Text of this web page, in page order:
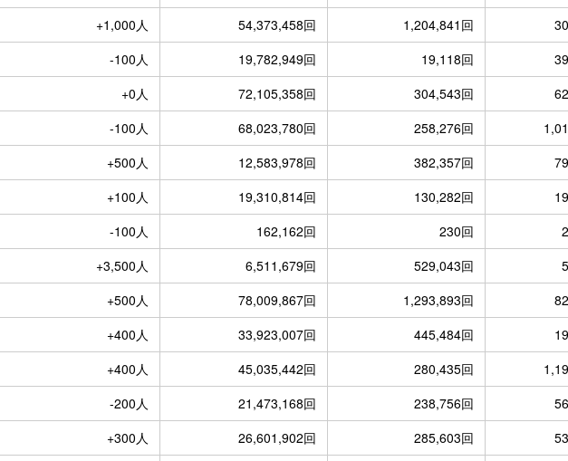
+1,000人 54,373,458回 1,204,841回
-100人 19,782,949回 19,118回
+0人 72,105,358回 304,543回
-100人 68,023,780回 258,276回
+500人 12,583,978回 382,357回
+100人 19,310,814回 130,282回
-100人 162,162回 230回
+3,500人 6,511,679回 529,043回
+500人 78,009,867回 1,293,893回
+400人 33,923,007回 445,484回
+400人 45,035,442回 280,435回
-200人 21,473,168回 238,756回
+300人 26,601,902回 285,603回